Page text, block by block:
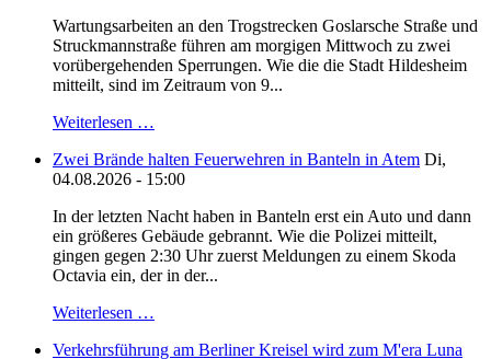
Wartungsarbeiten an den Trogstrecken Goslarsche Straße und
Struckmannstraße führen am morgigen Mittwoch zu zwei
vorübergehenden Sperrungen. Wie die die Stadt Hildesheim
mitteilt, sind im Zeitraum von 9...
Weiterlesen …
Zwei Brände halten Feuerwehren in Banteln in Atem Di,
04.08.2026 - 15:00
In der letzten Nacht haben in Banteln erst ein Auto und dann
ein größeres Gebäude gebrannt. Wie die Polizei mitteilt,
gingen gegen 2:30 Uhr zuerst Meldungen zu einem Skoda
Octavia ein, der in der...
Weiterlesen …
Verkehrsführung am Berliner Kreisel wird zum M'era Luna